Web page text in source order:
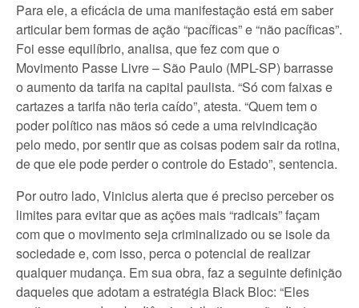
Para ele, a eficácia de uma manifestação está em saber
articular bem formas de ação “pacíficas” e “não pacíficas”.
Foi esse equilíbrio, analisa, que fez com que o
Movimento Passe Livre – São Paulo (MPL-SP) barrasse
o aumento da tarifa na capital paulista. “Só com faixas e
cartazes a tarifa não teria caído”, atesta. “Quem tem o
poder político nas mãos só cede a uma reivindicação
pelo medo, por sentir que as coisas podem sair da rotina,
de que ele pode perder o controle do Estado”, sentencia.
Por outro lado, Vinicius alerta que é preciso perceber os
limites para evitar que as ações mais “radicais” façam
com que o movimento seja criminalizado ou se isole da
sociedade e, com isso, perca o potencial de realizar
qualquer mudança. Em sua obra, faz a seguinte definição
daqueles que adotam a estratégia Black Bloc: “Eles